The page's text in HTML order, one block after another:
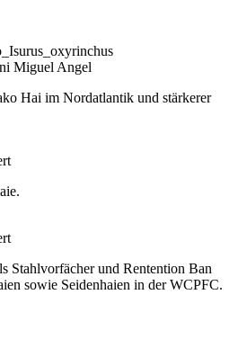
Miguel Angel
Hai im Nordatlantik und stärkerer
Stahlvorfächer und Rentention Ban
sowie Seidenhaien in der WCPFC.